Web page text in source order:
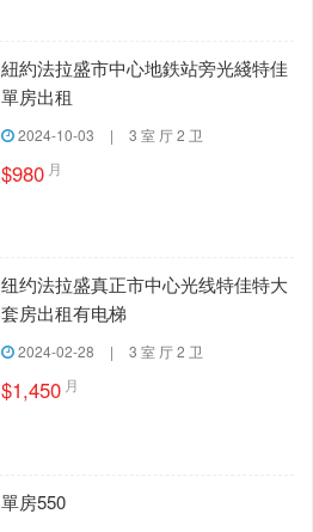
紐約法拉盛市中心地鉄站旁光綫特佳
單房出租
2024-10-03 | 3 室 厅 2 卫
$980 月
纽约法拉盛真正市中心光线特佳特大
套房出租有电梯
2024-02-28 | 3 室 厅 2 卫
$1,450 月
單房550